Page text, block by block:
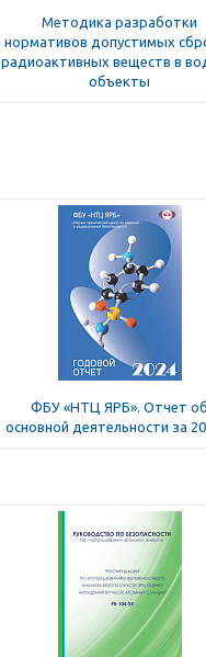
Методика разработки
нормативов допустимых
радиоактивных веществ в
объекты
ФБУ «НТЦ ЯРБ». Отчет об
основной деятельности за